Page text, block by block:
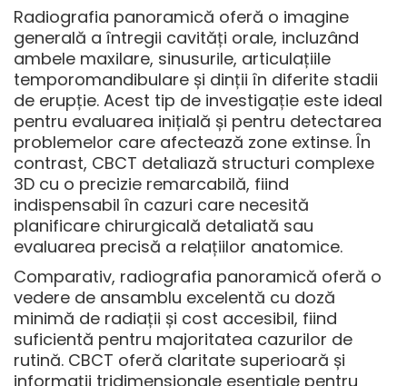
Radiografia panoramică oferă o imagine
generală a întregii cavități orale, incluzând
ambele maxilare, sinusurile, articulațiile
temporomandibulare și dinții în diferite stadii
de erupție. Acest tip de investigație este ideal
pentru evaluarea inițială și pentru detectarea
problemelor care afectează zone extinse. În
contrast, CBCT detaliază structuri complexe
3D cu o precizie remarcabilă, fiind
indispensabil în cazuri care necesită
planificare chirurgicală detaliată sau
evaluarea precisă a relațiilor anatomice.
Comparativ, radiografia panoramică oferă o
vedere de ansamblu excelentă cu doză
minimă de radiații și cost accesibil, fiind
suficientă pentru majoritatea cazurilor de
rutină. CBCT oferă claritate superioară și
informații tridimensionale esențiale pentru